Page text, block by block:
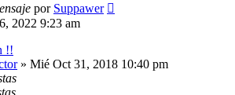
por Suppawer
2022 9:23 am
!!
» Mié Oct 31, 2018 10:40 pm